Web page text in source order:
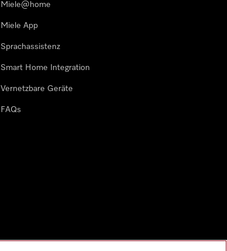
Miele@home
Miele App
Sprachassistenz
Smart Home Integration
Vernetzbare Geräte
FAQs